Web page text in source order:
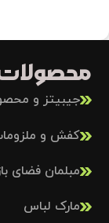
جیبیتز و
کفش و
مبلمان فضای
مارک لباس